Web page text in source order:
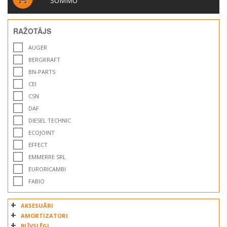
RAŽOTĀJS
AUGER
BERGKRAFT
BN-PARTS
CEI
CSN
DAF
DIESEL TECHNIC
ECOJOINT
EFFECT
EMMERRE SRL
EURORICAMBI
FABIO
FAST
FEBI
FRENOTRUCK
AKSESUĀRI
AMORTIZATORI